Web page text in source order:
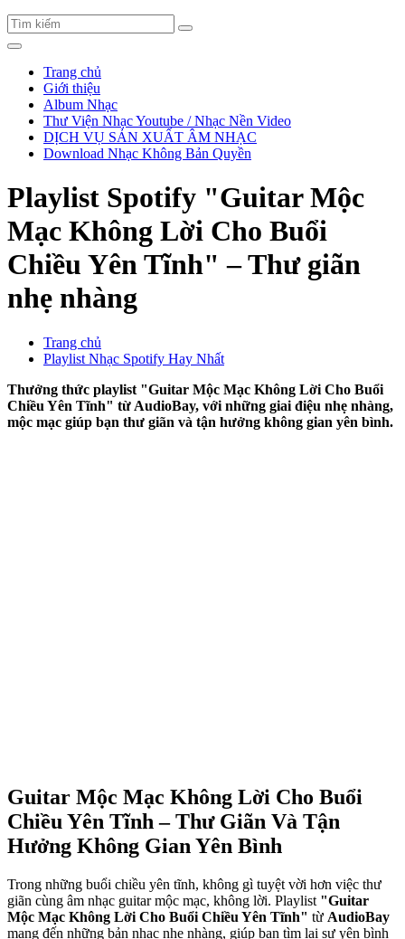
Trang chủ
Giới thiệu
Album Nhạc
Thư Viện Nhạc Youtube / Nhạc Nền Video
DỊCH VỤ SẢN XUẤT ÂM NHẠC
Download Nhạc Không Bản Quyền
Playlist Spotify "Guitar Mộc
Mạc Không Lời Cho Buổi
Chiều Yên Tĩnh" – Thư giãn
nhẹ nhàng
Trang chủ
Playlist Nhạc Spotify Hay Nhất
Thưởng thức playlist "Guitar Mộc Mạc Không Lời Cho Buổi
Chiều Yên Tĩnh" từ AudioBay, với những giai điệu nhẹ nhàng,
mộc mạc giúp bạn thư giãn và tận hưởng không gian yên bình.
Guitar Mộc Mạc Không Lời Cho Buổi
Chiều Yên Tĩnh – Thư Giãn Và Tận
Hưởng Không Gian Yên Bình
Trong những buổi chiều yên tĩnh, không gì tuyệt vời hơn việc thư
giãn cùng âm nhạc guitar mộc mạc, không lời. Playlist "Guitar
Mộc Mạc Không Lời Cho Buổi Chiều Yên Tĩnh" từ AudioBay
mang đến những bản nhạc nhẹ nhàng, giúp bạn tìm lại sự yên bình